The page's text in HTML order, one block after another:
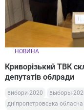
НОВИНА
Криворізький ТВК
депутатів облради
вибори-2020 выборы-
дніпропетровська